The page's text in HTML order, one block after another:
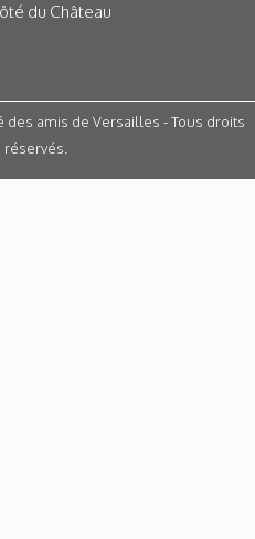
du Château
des amis de Versailles - Tous droits
réservés.